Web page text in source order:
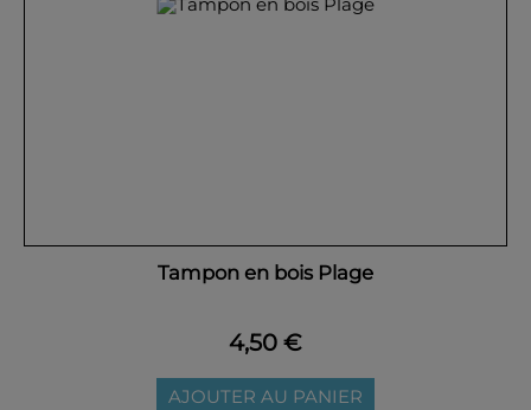
Tampon en bois Plage
4,50 €
AJOUTER AU PANIER